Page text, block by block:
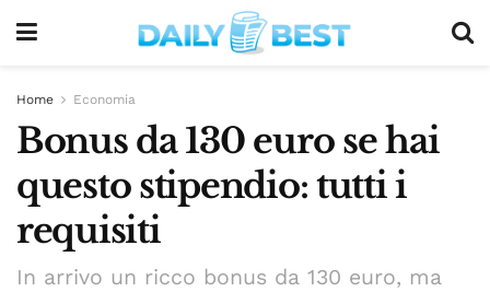
Home Economia
Bonus da 130 euro se hai
questo stipendio: tutti i
requisiti
In arrivo un ricco bonus da 130 euro, ma